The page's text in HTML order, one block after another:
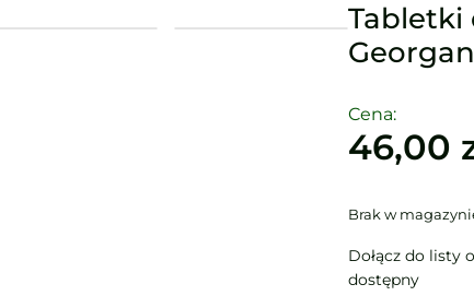
Tabletki
Cena:
46,00
Brak w
Dołącz do listy
dostępny